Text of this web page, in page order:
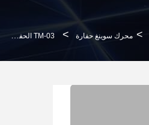
> محرك سوينغ حفارة > TM-03 الحفارة الهيدروليكية المحرك النهائي للسيارة DX255 170401-00038A